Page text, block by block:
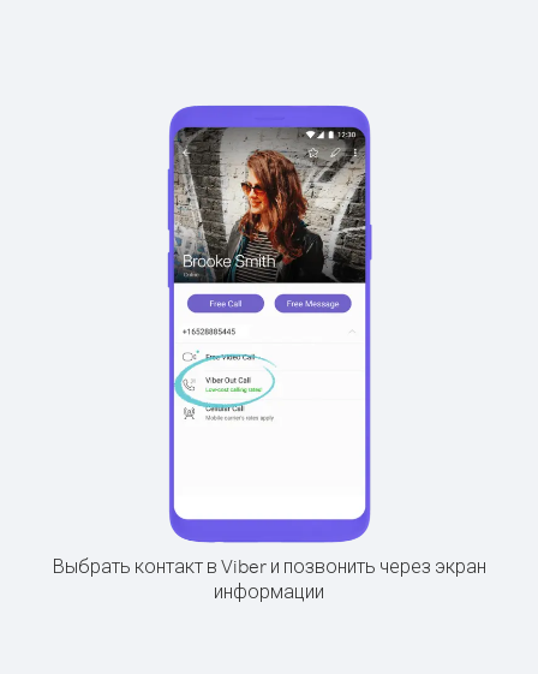
Выбрать контакт в Viber и позвонить через экран
информации